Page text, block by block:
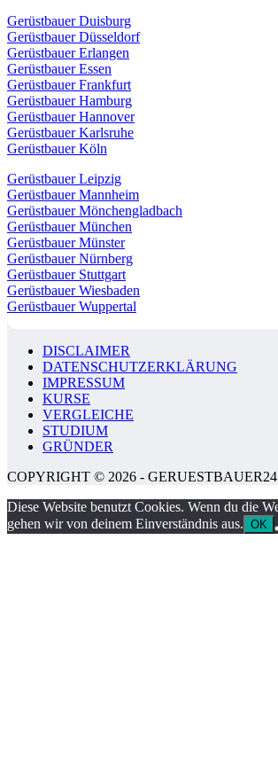
Gerüstbauer Duisburg
Gerüstbauer Düsseldorf
Gerüstbauer Erlangen
Gerüstbauer Essen
Gerüstbauer Frankfurt
Gerüstbauer Hamburg
Gerüstbauer Hannover
Gerüstbauer Karlsruhe
Gerüstbauer Köln
Gerüstbauer Leipzig
Gerüstbauer Mannheim
Gerüstbauer Mönchengladbach
Gerüstbauer München
Gerüstbauer Münster
Gerüstbauer Nürnberg
Gerüstbauer Stuttgart
Gerüstbauer Wiesbaden
Gerüstbauer Wuppertal
DISCLAIMER
DATENSCHUTZERKLÄRUNG
IMPRESSUM
KURSE
VERGLEICHE
STUDIUM
GRÜNDER
COPYRIGHT © 2026 -
Diese Website benutzt Cookies. Wenn du die
gehen wir von deinem Einverständnis aus. OK